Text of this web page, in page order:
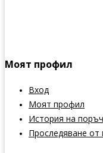
Моят профил
Вход
Моят профил
История на
Проследяване от